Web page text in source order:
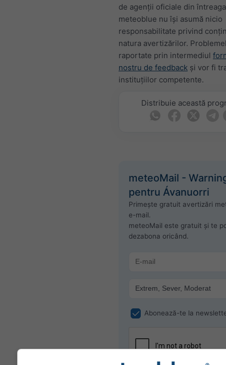
de agenții oficiale din
meteoblue nu își asumă nicio
responsabilitate privind
natura avertizărilor.
raportate prin intermediul
nostru de feedback și vor fi
instituțiilor competente.
Distribuie această
meteoMail -
pentru Ávanuorri
Primește gratuit avertizări
e-mail.
meteoMail este gratuit și te
dezabona oricând.
Abonează-te la